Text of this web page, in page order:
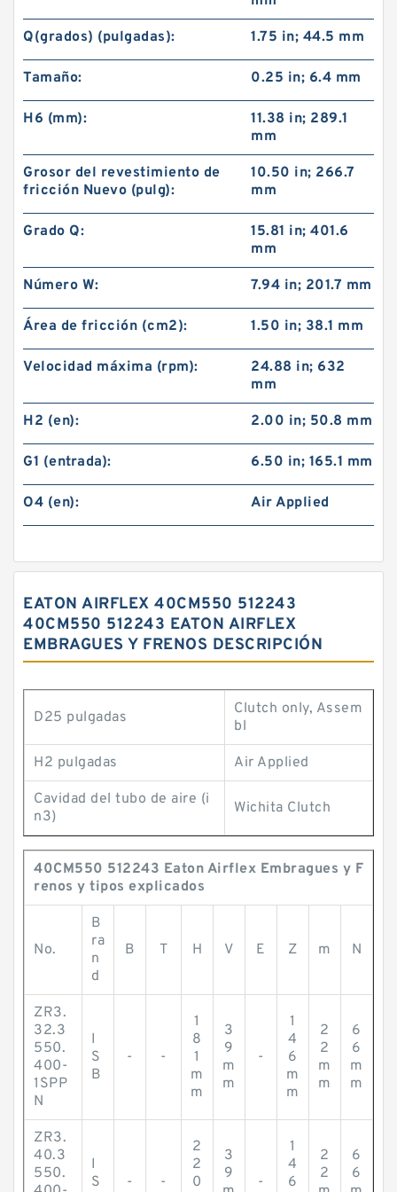
Q(grados) (pulgadas): 1.75 in; 44.5 mm
Tamaño: 0.25 in; 6.4 mm
H6 (mm):
11.38 in; 289.1
mm
Grosor del revestimiento de
fricción Nuevo (pulg):
10.50 in; 266.7
mm
Grado Q:
15.81 in; 401.6
mm
Número W: 7.94 in; 201.7 mm
Área de fricción (cm2): 1.50 in; 38.1 mm
Velocidad máxima (rpm):
24.88 in; 632
mm
H2 (en): 2.00 in; 50.8 mm
G1 (entrada): 6.50 in; 165.1 mm
O4 (en): Air Applied
EATON AIRFLEX 40CM550 512243
40CM550 512243 EATON AIRFLEX
EMBRAGUES Y FRENOS DESCRIPCIÓN
D25 pulgadas
Clutch only, Assem
bl
H2 pulgadas Air Applied
Cavidad del tubo de aire (i
n3)
Wichita Clutch
40CM550 512243 Eaton Airflex Embragues y F
renos y tipos explicados
No.
B
ra
n
d
B T H V E Z m N
ZR3.
32.3
550.
400-
1SPP
N
I
S
B
- -
1
8
1
m
m
3
9
m
m
-
1
4
6
m
m
2
2
m
m
6
6
m
m
ZR3.
40.3
550.
I
S
- -
2
2
0
3
9
-
1
4
6
2
2
6
6